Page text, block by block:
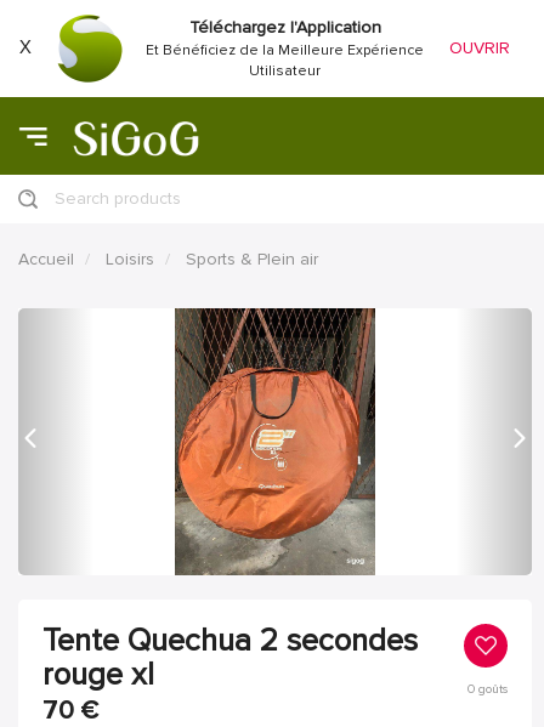
X
Téléchargez l'Application
Et Bénéficiez de la Meilleure Expérience
Utilisateur
OUVRIR
Search products
Accueil Loisirs Sports & Plein air
Tente Quechua 2 secondes
rouge xl
70 €
0goûts